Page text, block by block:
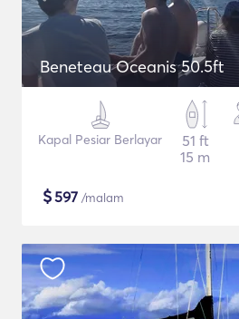
Beneteau Oceanis 50.5ft
Kapal Pesiar Berlayar
51 ft
15 m
$597 /malam